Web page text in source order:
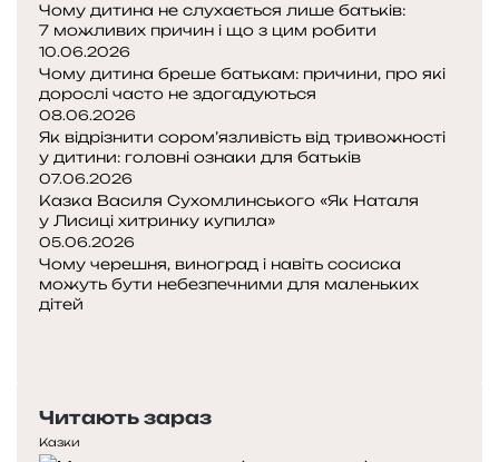
Чому дитина не слухається лише батьків:
7 можливих причин і що з цим робити
10.06.2026
Чому дитина бреше батькам: причини, про які
дорослі часто не здогадуються
08.06.2026
Як відрізнити сором’язливість від тривожності
у дитини: головні ознаки для батьків
07.06.2026
Казка Василя Сухомлинського «Як Наталя
у Лисиці хитринку купила»
05.06.2026
Чому черешня, виноград і навіть сосиска
можуть бути небезпечними для маленьких
дітей
Читають зараз
Казки